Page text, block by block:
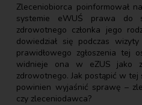
Zleceniobiorca poinformował
systemie eWUŚ prawa do
zdrowotnego członka jego
dowiedział się podczas
prawidłowego zgłoszenia tej
widnieje ona w eZUS jako
zdrowotnego. Jak postąpić w tej
powinien wyjaśnić sprawę –
czy zleceniodawca?